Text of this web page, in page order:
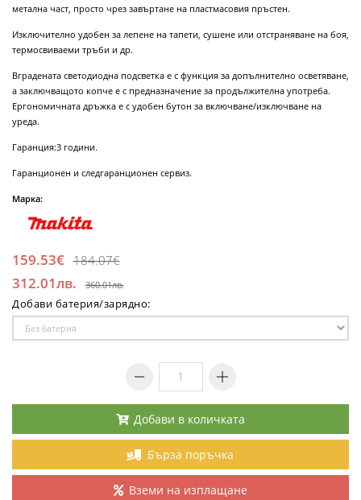
метална част, просто чрез завъртане на пластмасовия пръстен.
Изключително удобен за лепене на тапети, сушене или отстраняване на боя,
термосвиваеми тръби и др.
Вградената светодиодна подсветка е с функция за допълнително осветяване,
а заключващото копче е с предназначение за продължителна употреба.
Ергономичната дръжка е с удобен бутон за включване/изключване на
уреда.
Гаранция:3 години.
Гаранционен и следгаранционен сервиз.
Марка:
159.53€ 184.07€
312.01лв. 360.01лв.
Добави батерия/зарядно:
Добави в количката
Бърза поръчка
Вземи на изплащане